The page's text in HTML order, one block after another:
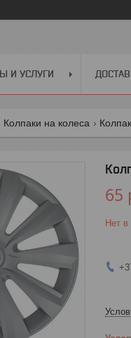
И УСЛУГИ
Колпаки на колеса
65
Нет в